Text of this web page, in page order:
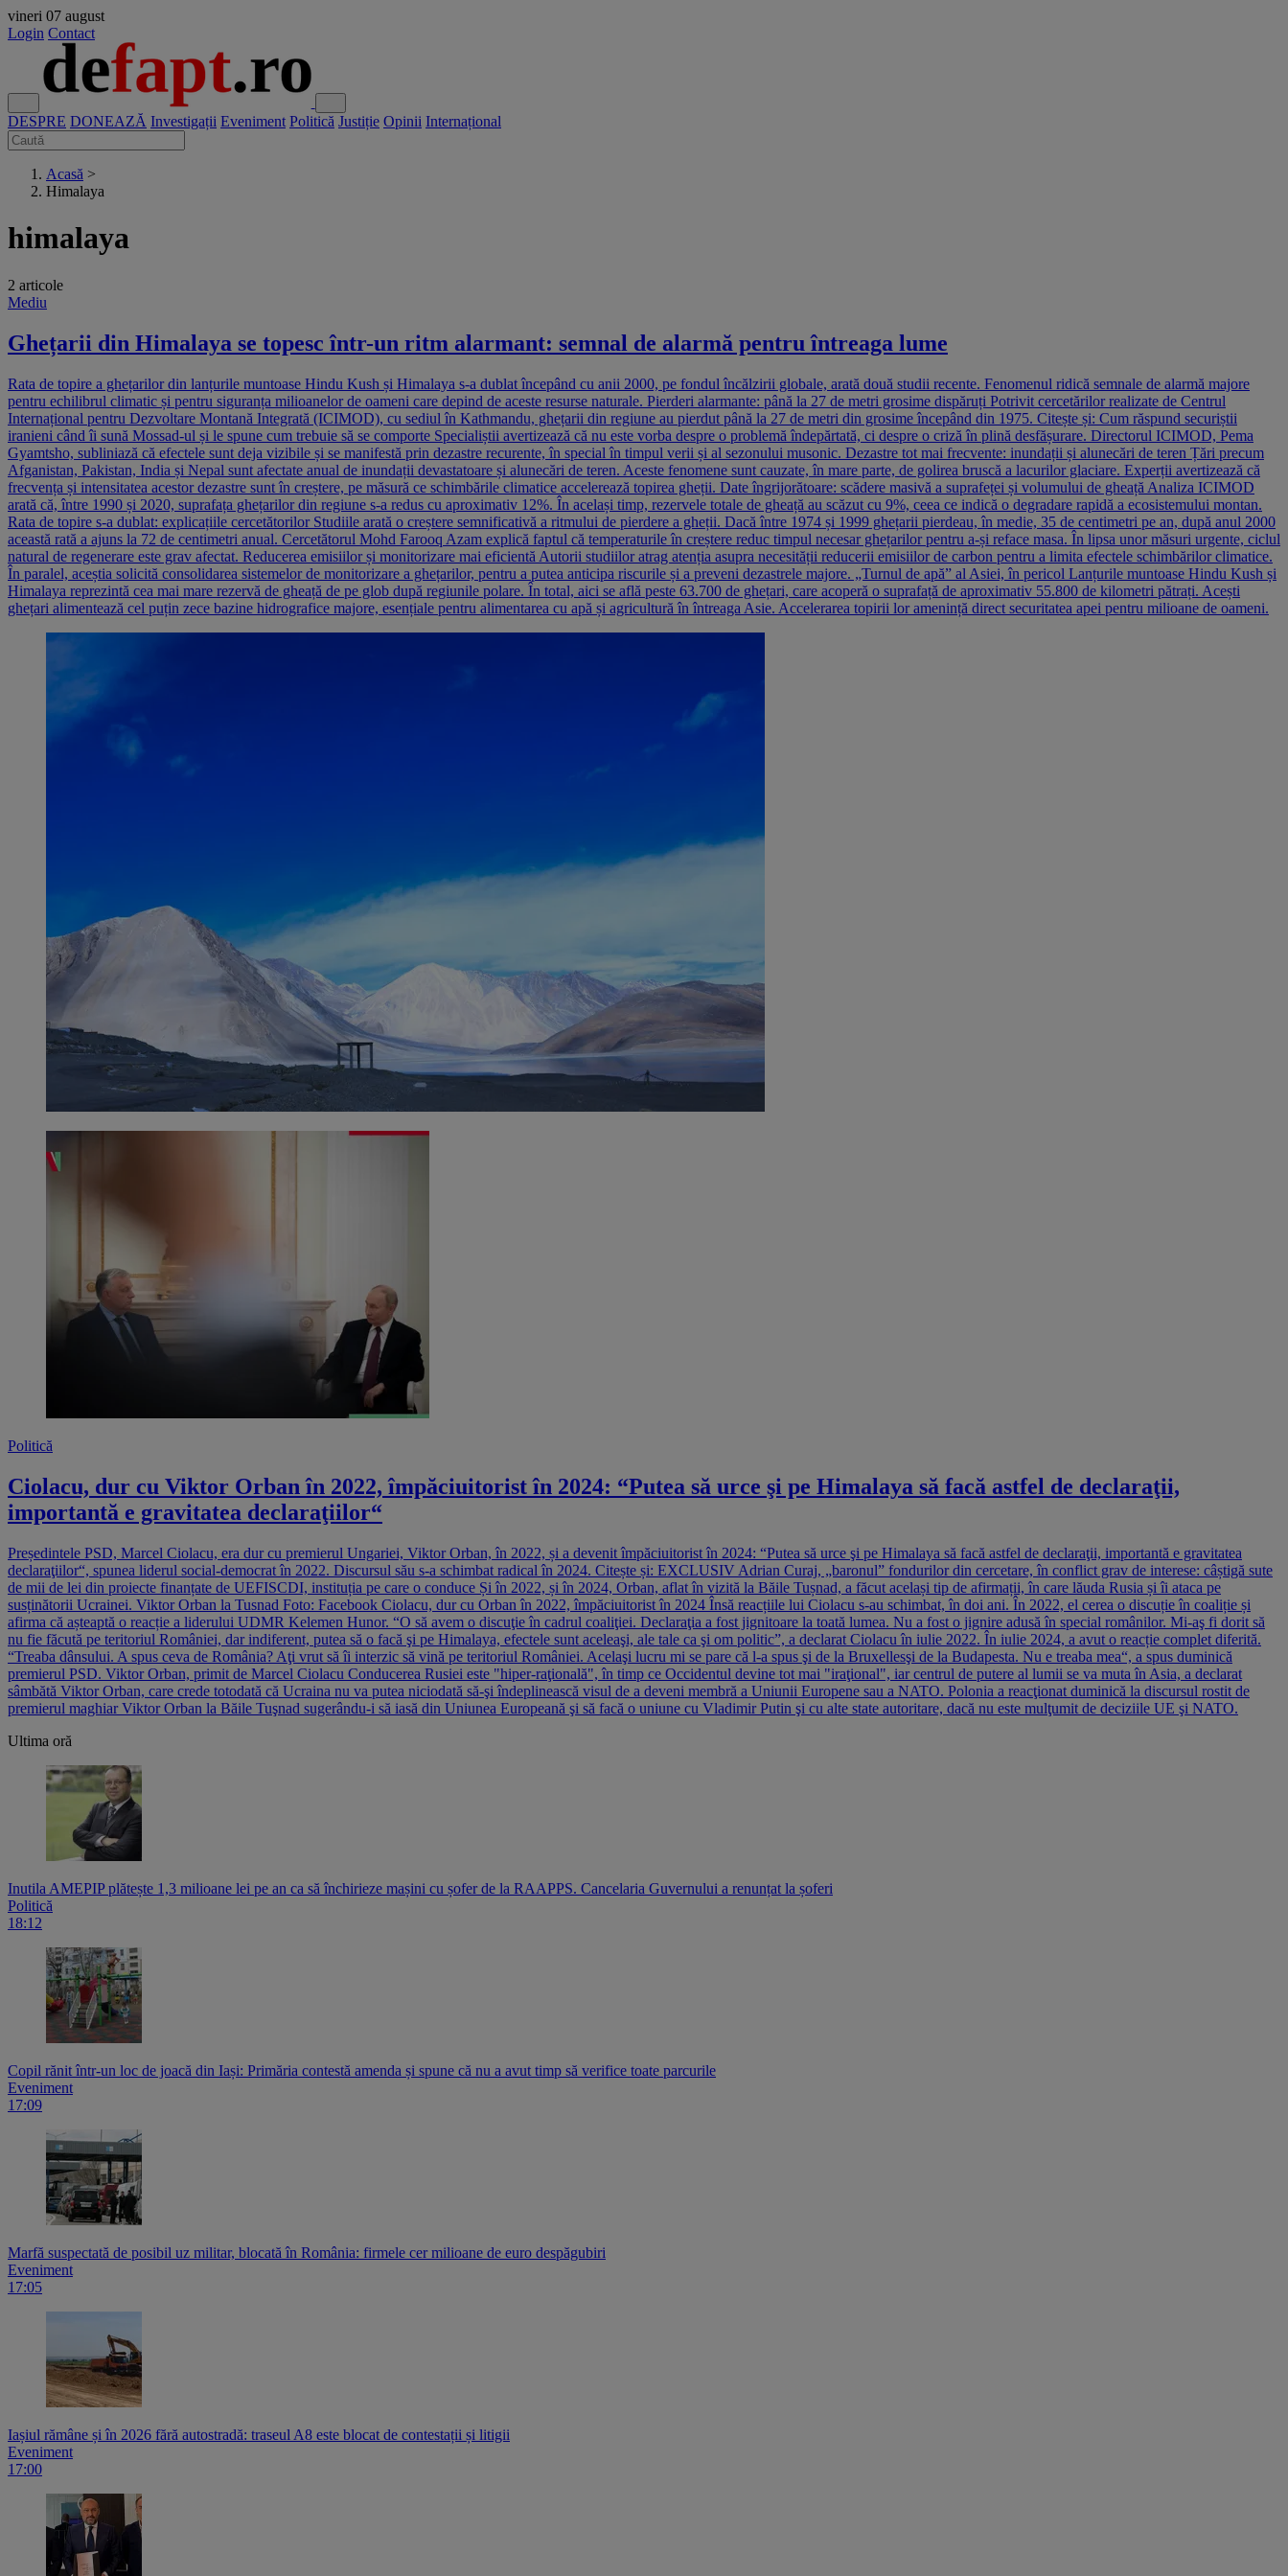
vineri 07 august
Login Contact
DESPRE DONEAZĂ Investigații Eveniment Politică Justiție Opinii Internațional
Acasă >
Himalaya
himalaya
2 articole
Mediu
Ghețarii din Himalaya se topesc într-un ritm alarmant: semnal de alarmă pentru întreaga lume
Rata de topire a ghețarilor din lanțurile muntoase Hindu Kush și Himalaya s-a dublat începând cu anii 2000, pe fondul încălzirii globale, arată două studii recente. Fenomenul ridică semnale de alarmă majore
pentru echilibrul climatic și pentru siguranța milioanelor de oameni care depind de aceste resurse naturale. Pierderi alarmante: până la 27 de metri grosime dispăruți Potrivit cercetărilor realizate de Centrul
Internațional pentru Dezvoltare Montană Integrată (ICIMOD), cu sediul în Kathmandu, ghețarii din regiune au pierdut până la 27 de metri din grosime începând din 1975. Citește și: Cum răspund securiștii
iranieni când îi sună Mossad-ul și le spune cum trebuie să se comporte Specialiștii avertizează că nu este vorba despre o problemă îndepărtată, ci despre o criză în plină desfășurare. Directorul ICIMOD, Pema
Gyamtsho, subliniază că efectele sunt deja vizibile și se manifestă prin dezastre recurente, în special în timpul verii și al sezonului musonic. Dezastre tot mai frecvente: inundații și alunecări de teren Țări precum
Afganistan, Pakistan, India și Nepal sunt afectate anual de inundații devastatoare și alunecări de teren. Aceste fenomene sunt cauzate, în mare parte, de golirea bruscă a lacurilor glaciare. Experții avertizează că
frecvența și intensitatea acestor dezastre sunt în creștere, pe măsură ce schimbările climatice accelerează topirea gheții. Date îngrijorătoare: scădere masivă a suprafeței și volumului de gheață Analiza ICIMOD
arată că, între 1990 și 2020, suprafața ghețarilor din regiune s-a redus cu aproximativ 12%. În același timp, rezervele totale de gheață au scăzut cu 9%, ceea ce indică o degradare rapidă a ecosistemului montan.
Rata de topire s-a dublat: explicațiile cercetătorilor Studiile arată o creștere semnificativă a ritmului de pierdere a gheții. Dacă între 1974 și 1999 ghețarii pierdeau, în medie, 35 de centimetri pe an, după anul 2000
această rată a ajuns la 72 de centimetri anual. Cercetătorul Mohd Farooq Azam explică faptul că temperaturile în creștere reduc timpul necesar ghețarilor pentru a-și reface masa. În lipsa unor măsuri urgente, ciclul
natural de regenerare este grav afectat. Reducerea emisiilor și monitorizare mai eficientă Autorii studiilor atrag atenția asupra necesității reducerii emisiilor de carbon pentru a limita efectele schimbărilor climatice.
În paralel, aceștia solicită consolidarea sistemelor de monitorizare a ghețarilor, pentru a putea anticipa riscurile și a preveni dezastrele majore. „Turnul de apă” al Asiei, în pericol Lanțurile muntoase Hindu Kush și
Himalaya reprezintă cea mai mare rezervă de gheață de pe glob după regiunile polare. În total, aici se află peste 63.700 de ghețari, care acoperă o suprafață de aproximativ 55.800 de kilometri pătrați. Acești
ghețari alimentează cel puțin zece bazine hidrografice majore, esențiale pentru alimentarea cu apă și agricultură în întreaga Asie. Accelerarea topirii lor amenință direct securitatea apei pentru milioane de oameni.
Politică
Ciolacu, dur cu Viktor Orban în 2022, împăciuitorist în 2024: “Putea să urce şi pe Himalaya să facă astfel de declaraţii,
importantă e gravitatea declaraţiilor“
Președintele PSD, Marcel Ciolacu, era dur cu premierul Ungariei, Viktor Orban, în 2022, și a devenit împăciuitorist în 2024: “Putea să urce şi pe Himalaya să facă astfel de declaraţii, importantă e gravitatea
declaraţiilor“, spunea liderul social-democrat în 2022. Discursul său s-a schimbat radical în 2024. Citește și: EXCLUSIV Adrian Curaj, „baronul” fondurilor din cercetare, în conflict grav de interese: câștigă sute
de mii de lei din proiecte finanțate de UEFISCDI, instituția pe care o conduce Și în 2022, și în 2024, Orban, aflat în vizită la Băile Tușnad, a făcut același tip de afirmații, în care lăuda Rusia și îi ataca pe
susținătorii Ucrainei. Viktor Orban la Tusnad Foto: Facebook Ciolacu, dur cu Orban în 2022, împăciuitorist în 2024 Însă reacțiile lui Ciolacu s-au schimbat, în doi ani. În 2022, el cerea o discuție în coaliție și
afirma că așteaptă o reacție a liderului UDMR Kelemen Hunor. “O să avem o discuţie în cadrul coaliţiei. Declaraţia a fost jignitoare la toată lumea. Nu a fost o jignire adusă în special românilor. Mi-aş fi dorit să
nu fie făcută pe teritoriul României, dar indiferent, putea să o facă şi pe Himalaya, efectele sunt aceleaşi, ale tale ca şi om politic”, a declarat Ciolacu în iulie 2022. În iulie 2024, a avut o reacție complet diferită.
“Treaba dânsului. A spus ceva de România? Aţi vrut să îi interzic să vină pe teritoriul României. Acelaşi lucru mi se pare că l-a spus şi de la Bruxellesşi de la Budapesta. Nu e treaba mea“, a spus duminică
premierul PSD. Viktor Orban, primit de Marcel Ciolacu Conducerea Rusiei este "hiper-raţională", în timp ce Occidentul devine tot mai "iraţional", iar centrul de putere al lumii se va muta în Asia, a declarat
sâmbătă Viktor Orban, care crede totodată că Ucraina nu va putea niciodată să-şi îndeplinească visul de a deveni membră a Uniunii Europene sau a NATO. Polonia a reacţionat duminică la discursul rostit de
premierul maghiar Viktor Orban la Băile Tuşnad sugerându-i să iasă din Uniunea Europeană şi să facă o uniune cu Vladimir Putin şi cu alte state autoritare, dacă nu este mulţumit de deciziile UE şi NATO.
Ultima oră
Inutila AMEPIP plătește 1,3 milioane lei pe an ca să închirieze mașini cu șofer de la RAAPPS. Cancelaria Guvernului a renunțat la șoferi
Politică
18:12
Copil rănit într-un loc de joacă din Iași: Primăria contestă amenda și spune că nu a avut timp să verifice toate parcurile
Eveniment
17:09
Marfă suspectată de posibil uz militar, blocată în România: firmele cer milioane de euro despăgubiri
Eveniment
17:05
Iașiul rămâne și în 2026 fără autostradă: traseul A8 este blocat de contestații și litigii
Eveniment
17:00